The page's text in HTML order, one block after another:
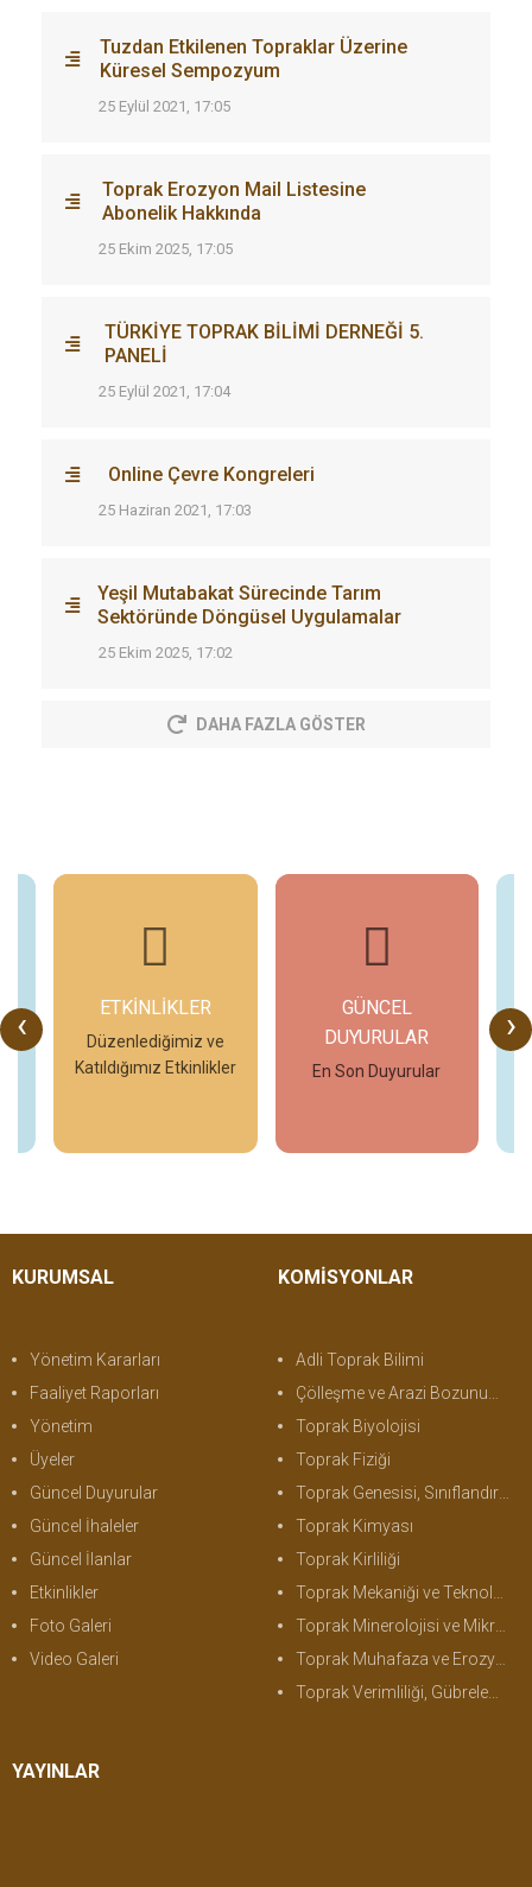
Tuzdan Etkilenen Topraklar Üzerine
Küresel Sempozyum
25 Eylül 2021, 17:05
Toprak Erozyon Mail Listesine
Abonelik Hakkında
25 Ekim 2025, 17:05
TÜRKİYE TOPRAK BİLİMİ DERNEĞİ 5.
PANELİ
25 Eylül 2021, 17:04
Online Çevre Kongreleri
25 Haziran 2021, 17:03
Yeşil Mutabakat Sürecinde Tarım
Sektöründe Döngüsel Uygulamalar
25 Ekim 2025, 17:02
DAHA FAZLA GÖSTER
‹ ›
ETKİNLİKLER
Düzenlediğimiz ve
Katıldığımız Etkinlikler
GÜNCEL
DUYURULAR
En Son Duyurular
KURUMSAL
Yönetim Kararları
Faaliyet Raporları
Yönetim
Üyeler
Güncel Duyurular
Güncel İhaleler
Güncel İlanlar
Etkinlikler
Foto Galeri
Video Galeri
KOMİSYONLAR
Adli Toprak Bilimi
Çölleşme ve Arazi Bozunumu
Toprak Biyolojisi
Toprak Fiziği
Toprak Genesisi, Sınıflandırma ve Haritalama
Toprak Kimyası
Toprak Kirliliği
Toprak Mekaniği ve Teknolojisi
Toprak Minerolojisi ve Mikromorfolojisi
Toprak Muhafaza ve Erozyon
Toprak Verimliliği, Gübreleme ve Bitki Besleme
YAYINLAR